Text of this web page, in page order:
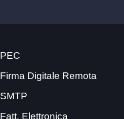
PEC
Firma Digitale Remota
SMTP
Fatt. Elettronica